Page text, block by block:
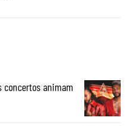
concertos animam